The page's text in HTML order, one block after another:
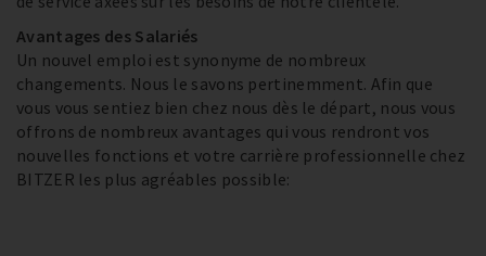
Avantages des Salariés
Un nouvel emploi est synonyme de nombreux
changements. Nous le savons pertinemment. Afin que
vous vous sentiez bien chez nous dès le départ, nous vous
offrons de nombreux avantages qui vous rendront vos
nouvelles fonctions et votre carrière professionnelle chez
BITZER les plus agréables possible: